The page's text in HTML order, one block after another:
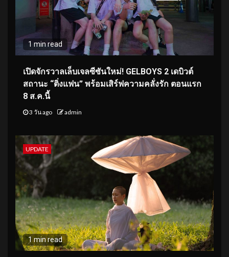
1 min read
เปิดจักรวาลเล็บเจลซีซันใหม่! GELBOYS 2 เดบิวต์
สถานะ “ติ่งแฟน” พร้อมเสิร์ฟความคลั่งรัก ตอนแรก
8 ส.ค.นี้
3 วัน ago admin
UPDATE
1 min read